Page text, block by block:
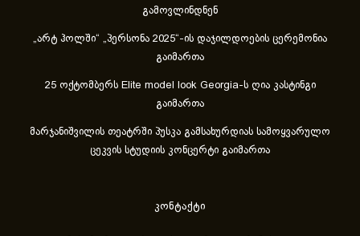
გამოვლინდნენ
„არტ ჰოლში“ „პერსონა 2025“-ის დაჯილდოების ცერემონია
გაიმართა
25 ოქტომბერს Elite model look Georgia-ს ღია კასტინგი
გაიმართა
მარჯანიშვილის თეატრში პუსკა გამსახურდიას სამოყვარულო
ცეკვის სტუდიის კონცერტი გაიმართა
კონტაქტი